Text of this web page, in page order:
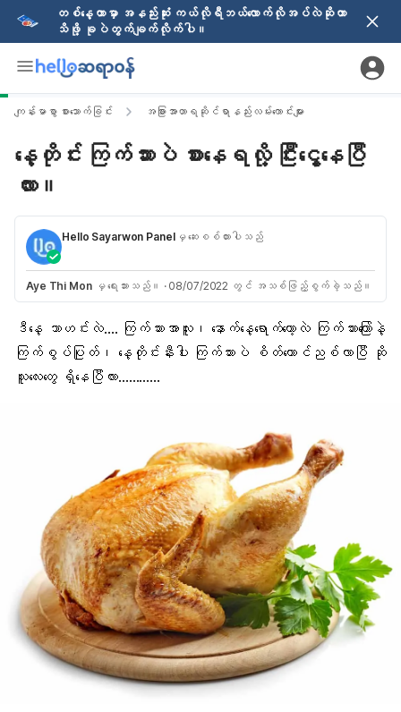
တစ်နေ့တာမှာ အနည်းဆုံး ကယ်လိုရီဘယ်လောက်လိုအပ်လဲဆိုတာ
သိဖို့ ခုပဲတွက်ချက်လိုက်ပါ။
ကျန်းမာစွာ စားသောက်ခြင်း အခြားအာဟာရဆိုင်ရာနည်းလမ်းကောင်းများ
နေ့တိုင်း ကြက်သားပဲ စားနေရလို့ ငြီးငွေ့နေပြီ
လား။
Hello Sayarwon Panelမှ ဆေးစစ်ထားပါသည်
Aye Thi Monမှ ရေးသားသည်။ · 08/07/2022 တွင် အသစ်ဖြည့်စွက်ခဲ့သည်။
ဒီနေ့ ဘာဟင်းလဲ…. ကြက်သားအာလူး၊ နောက်နေ့ရောက်တော့လဲ ကြက်သားကြော်နဲ့
ကြက်စွပ်ပြုတ် ၊ နေ့တိုင်းနီးပါး ကြက်သား ပဲ စိတ်တောင်ညစ်လာပြီ ဆို
သူလေးတွေ ရှိနေပြီလား…………